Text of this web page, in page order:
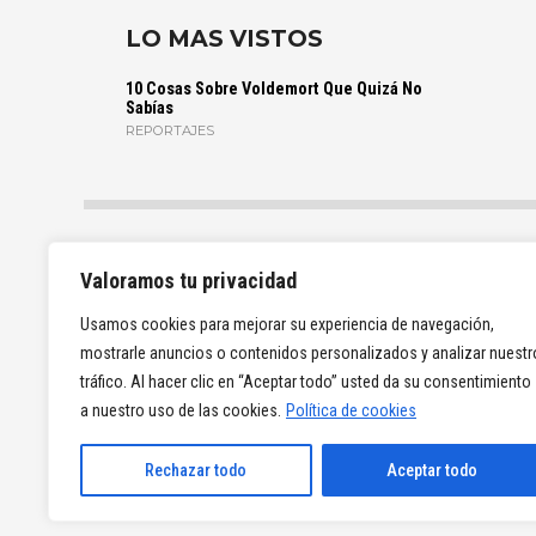
Valoramos tu privacidad
Usamos cookies para mejorar su experiencia de navegación,
mostrarle anuncios o contenidos personalizados y analizar
tráfico. Al hacer clic en “Aceptar todo” usted da su consentimiento
a nuestro uso de las cookies.
Política de cookies
Rechazar todo Aceptar todo
LO MAS VISTOS
10 Cosas Sobre Voldemort Que Quizá No
Sabías
REPORTAJES